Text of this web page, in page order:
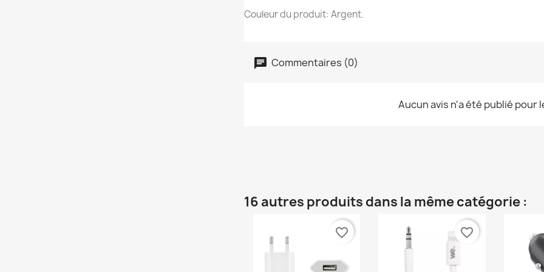
Couleur du produit: Argent.
Commentaires (0)
Aucun avis n'a été publié pour
16 autres produits dans la même catégorie :
favorite_border favorite_border